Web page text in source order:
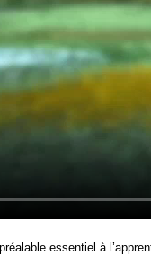
essentiel à